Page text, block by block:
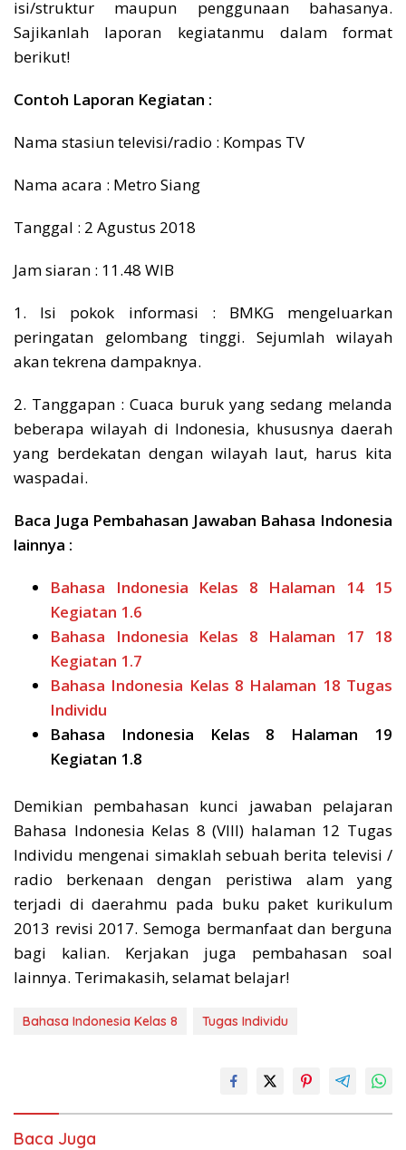
isi/struktur maupun penggunaan bahasanya.
Sajikanlah laporan kegiatanmu dalam format
berikut!
Contoh Laporan Kegiatan :
Nama stasiun televisi/radio : Kompas TV
Nama acara : Metro Siang
Tanggal : 2 Agustus 2018
Jam siaran : 11.48 WIB
1. Isi pokok informasi : BMKG mengeluarkan
peringatan gelombang tinggi. Sejumlah wilayah
akan tekrena dampaknya.
2. Tanggapan : Cuaca buruk yang sedang melanda
beberapa wilayah di Indonesia, khususnya daerah
yang berdekatan dengan wilayah laut, harus kita
waspadai.
Baca Juga Pembahasan Jawaban Bahasa Indonesia
lainnya :
Bahasa Indonesia Kelas 8 Halaman 14 15
Kegiatan 1.6
Bahasa Indonesia Kelas 8 Halaman 17 18
Kegiatan 1.7
Bahasa Indonesia Kelas 8 Halaman 18 Tugas
Individu
Bahasa Indonesia Kelas 8 Halaman 19
Kegiatan 1.8
Demikian pembahasan kunci jawaban pelajaran
Bahasa Indonesia Kelas 8 (VIII) halaman 12 Tugas
Individu mengenai simaklah sebuah berita televisi /
radio berkenaan dengan peristiwa alam yang
terjadi di daerahmu pada buku paket kurikulum
2013 revisi 2017. Semoga bermanfaat dan berguna
bagi kalian. Kerjakan juga pembahasan soal
lainnya. Terimakasih, selamat belajar!
Bahasa Indonesia Kelas 8 Tugas Individu
Baca Juga